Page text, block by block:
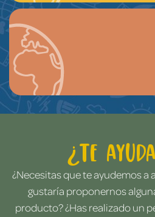
¿Te
¿Necesitas que te ayudemos a
gustaría proponernos
producto? ¿Has realizado un